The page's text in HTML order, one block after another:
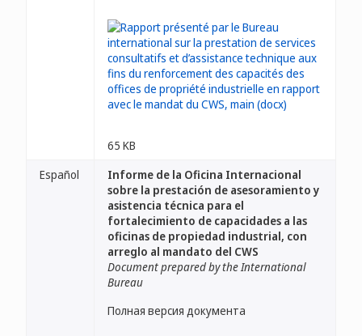
65 KB
Español
Informe de la Oficina Internacional
sobre la prestación de asesoramiento y
asistencia técnica para el
fortalecimiento de capacidades a las
oficinas de propiedad industrial, con
arreglo al mandato del CWS
Document prepared by the International
Bureau
Полная версия документа